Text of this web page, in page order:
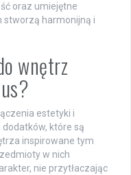
oraz umiejętne
stworzą harmonijną i
wnętrz
estetyki i
które są
inspirowane tym
w nich
nie przytłaczając